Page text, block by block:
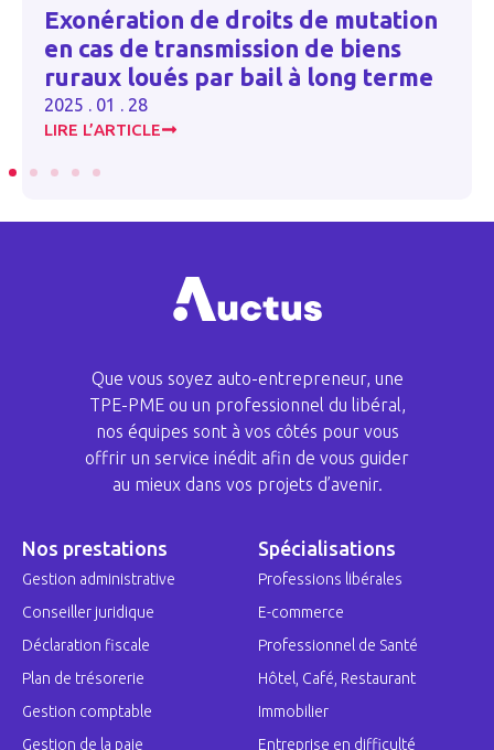
Exonération de droits de mutation
en cas de transmission de biens
ruraux loués par bail à long terme
2025 . 01 . 28
LIRE L’ARTICLE
Que vous soyez auto-entrepreneur, une
TPE-PME ou un professionnel du libéral,
nos équipes sont à vos côtés pour vous
offrir un service inédit afin de vous guider
au mieux dans vos projets d’avenir.
Nos prestations
Gestion administrative
Conseiller juridique
Déclaration fiscale
Plan de trésorerie
Gestion comptable
Gestion de la paie
Spécialisations
Professions libérales
E-commerce
Professionnel de Santé
Hôtel, Café, Restaurant
Immobilier
Entreprise en difficulté